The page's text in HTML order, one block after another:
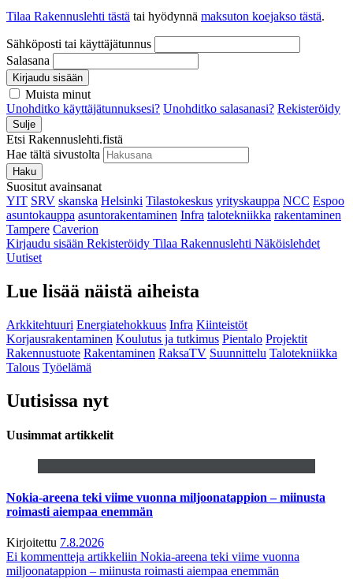
Tilaa Rakennuslehti tästä tai hyödynnä maksuton koejakso tästä.
Sähköposti tai käyttäjätunnus
Salasana
Kirjaudu sisään
Muista minut
Unohditko käyttäjätunnuksesi? Unohditko salasanasi? Rekisteröidy
Sulje
Etsi Rakennuslehti.fistä
Hae tältä sivustolta
Haku
Suositut avainsanat
YIT SRV skanska Helsinki Tilastokeskus yrityskauppa NCC Espoo
asuntokauppa asuntorakentaminen Infra talotekniikka rakentaminen
Tampere Caverion
Kirjaudu sisään Rekisteröidy Tilaa Rakennuslehti Näköislehdet
Uutiset
Lue lisää näistä aiheista
Arkkitehtuuri Energiatehokkuus Infra Kiinteistöt
Korjausrakentaminen Koulutus ja tutkimus Pientalo Projektit
Rakennustuote Rakentaminen RaksaTV Suunnittelu Talotekniikka
Talous Työelämä
Uutisissa nyt
Uusimmat artikkelit
Nokia-areena teki viime vuonna miljoonatappion – miinusta
roimasti aiempaa enemmän
Kirjoitettu 7.8.2026
Ei kommentteja artikkeliin Nokia-areena teki viime vuonna
miljoonatappion – miinusta roimasti aiempaa enemmän